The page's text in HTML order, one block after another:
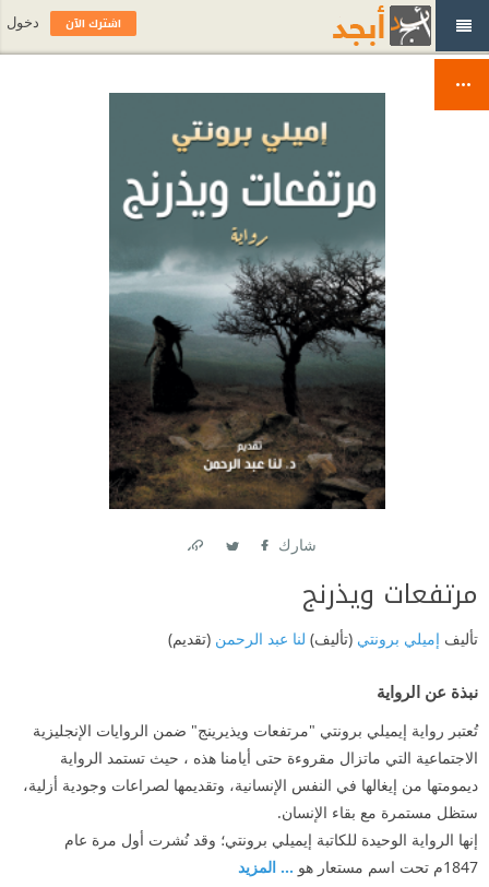
شارك
مرتفعات ويذرنج
تأليف إميلي برونتي (تأليف) لنا عبد الرحمن (تقديم)
نبذة عن الرواية
تُعتبر رواية إيميلي برونتي "مرتفعات ويذيرينج" ضمن الروايات الإنجليزية
الاجتماعية التي ماتزال مقروءة حتى أيامنا هذه ، حيث تستمد الرواية
ديمومتها من إيغالها في النفس الإنسانية، وتقديمها لصراعات وجودية أزلية،
ستظل مستمرة مع بقاء الإنسان.
إنها الرواية الوحيدة للكاتبة إيميلي برونتي؛ وقد نُشرت أول مرة عام
1847م تحت اسم مستعار هو
... المزيد
اشترك الآن دخول